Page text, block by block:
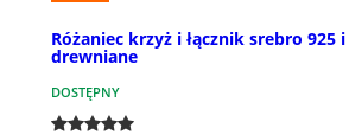
Różaniec krzyż i łącznik srebro
drewniane
DOSTĘPNY